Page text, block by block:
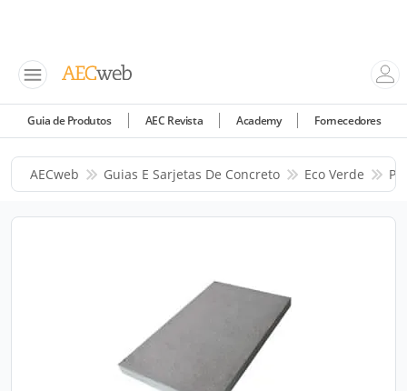
Guia de Produtos AEC Revista Academy Fornecedores
AECweb Guias E Sarjetas De Concreto Eco Verde